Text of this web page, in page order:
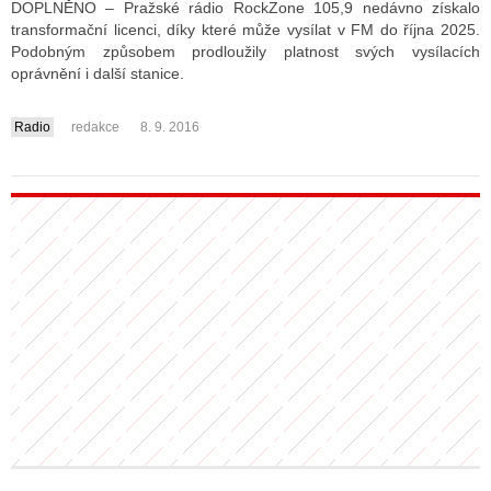
TELEVIZE
TELEVIZÍ
INTERNET
RÁDIA
STRÁNKY RÁDIÍ
STRÁNKY TV
TISK
DOPLNĚNO – Pražské rádio RockZone 105,9 nedávno získalo
transformační licenci, díky které může vysílat v FM do října 2025.
Podobným způsobem prodloužily platnost svých vysílacích
oprávnění i další stanice.
....
Radio redakce 8. 9. 2016